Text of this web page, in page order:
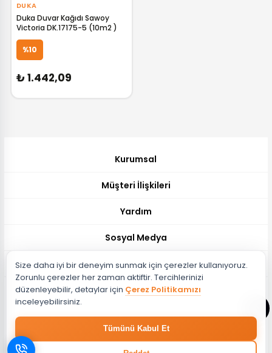
GELİNCE HABER VER
DUKA
Duka Duvar Kağıdı Sawoy
Victoria DK.17175-5 (10m2 )
%10
₺ 1.442,09
Kurumsal
Müşteri İlişkileri
Yardım
Sosyal Medya
Müşteri Hizmetleri
Müşteri Destek Hattı
444 51 26
Müşteri Destek Maili
musteri@evdema.com
Whatsapp Destek Hattı
Size daha iyi bir deneyim sunmak için çerezler kullanıyoruz.
Zorunlu çerezler her zaman aktiftir. Tercihlerinizi
düzenleyebilir, detaylar için Çerez Politikamızı
inceleyebilirsiniz.
Tümünü Kabul Et